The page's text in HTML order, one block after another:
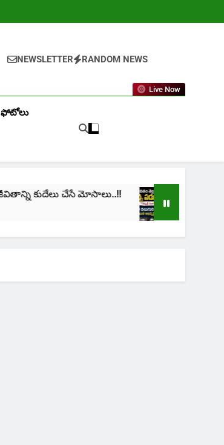
NEWSLETTER RANDOM NEWS
Live Now
ఫోటోలు
చేసే మోసాలు..!!